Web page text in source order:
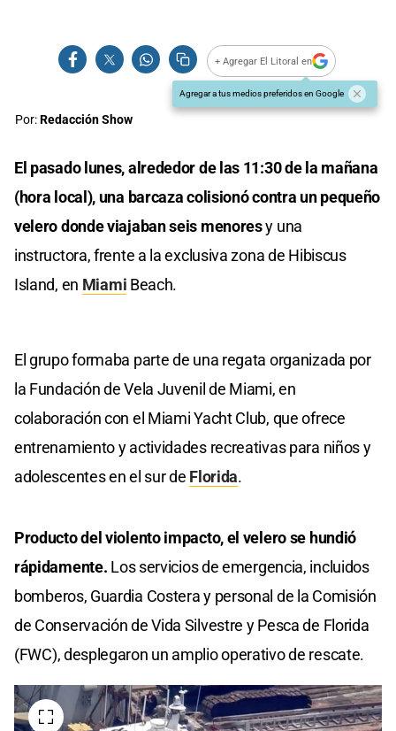
+ Agregar El Litoral en
Agregar a tus medios preferidos en Google
Por:Redacción Show
El pasado lunes, alrededor de las 11:30 de la mañana
(hora local), una barcaza colisionó contra un pequeño
velero donde viajaban seis menoresy una
instructora, frente a la exclusiva zona de Hibiscus
Island, en Miami Beach.
El grupo formaba parte de una regata organizada por
la Fundación de Vela Juvenil de Miami, en
colaboración con el Miami Yacht Club, que ofrece
entrenamiento y actividades recreativas para niños y
adolescentes en el sur de Florida.
Producto del violento impacto, el velero se hundió
rápidamente. Los servicios de emergencia, incluidos
bomberos, Guardia Costera y personal de la Comisión
de Conservación de Vida Silvestre y Pesca de Florida
(FWC), desplegaron un amplio operativo de rescate.